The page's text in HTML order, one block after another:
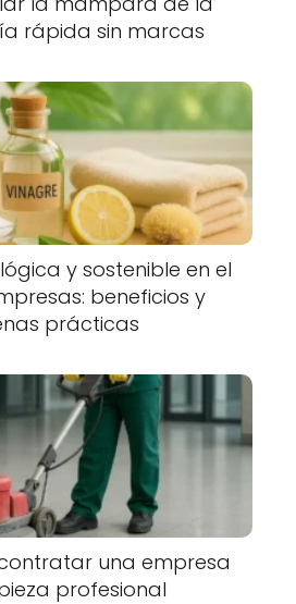
rápida sin marcas
y sostenible en el
beneficios y
prácticas
una empresa
profesional